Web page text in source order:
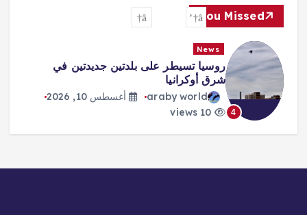
You Missed
5
News
طهران تقايض «هرمز» بإنهاء الحرب
araby world
10 views